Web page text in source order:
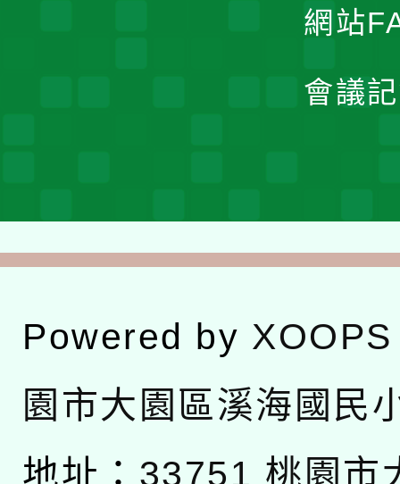
網站
會議
Powered by XOOPS
園市大園區溪海國民
地址： 33751 桃園市